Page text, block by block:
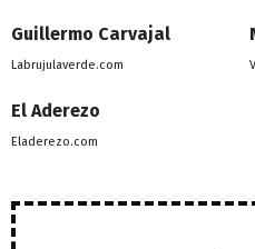
Guillermo Carvajal
Labrujulaverde.com
El Aderezo
Eladerezo.com